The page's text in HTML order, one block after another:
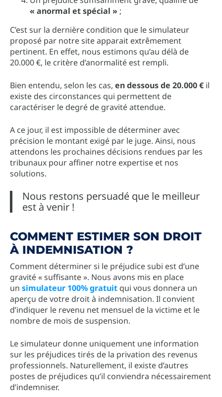
« anormal et spécial » ;
C’est sur la dernière condition que le simulateur
proposé par notre site apparait extrêmement
pertinent. En effet, nous estimons qu’au délà de
20.000 €, le critère d’anormalité est rempli.
Bien entendu, selon les cas, en dessous de 20.000 € il
existe des circonstances qui permettent de
caractériser le degré de gravité attendue.
A ce jour, il est impossible de déterminer avec
précision le montant exigé par le juge. Ainsi, nous
attendons les prochaines décisions rendues par les
tribunaux pour affiner notre expertise et nos
solutions.
Nous restons persuadé que le meilleur
est à venir !
COMMENT ESTIMER SON DROIT
À INDEMNISATION ?
Comment déterminer si le préjudice subi est d’une
gravité « suffisante ». Nous avons mis en place
un simulateur 100% gratuit qui vous donnera un
aperçu de votre droit à indemnisation. Il convient
d’indiquer le revenu net mensuel de la victime et le
nombre de mois de suspension.
Le simulateur donne uniquement une information
sur les préjudices tirés de la privation des revenus
professionnels. Naturellement, il existe d’autres
postes de préjudices qu’il conviendra nécessairement
d’indemniser.